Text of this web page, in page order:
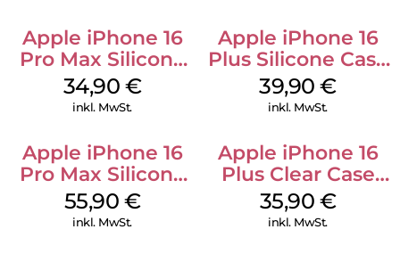
Apple iPhone 16
Pro Max Silicone
Case MagSafe
Denim
34,90 €
inkl. MwSt.
Apple iPhone 16
Plus Silicone Case
MagSafe Plum
39,90€
inkl. MwSt.
Apple iPhone 16
Pro Max Silicone
Case MagSafe
Stone Gray
55,90 €
inkl. MwSt.
Apple iPhone 16
Plus Clear Case
MagSafe
Transparent
35,90 €
inkl. MwSt.